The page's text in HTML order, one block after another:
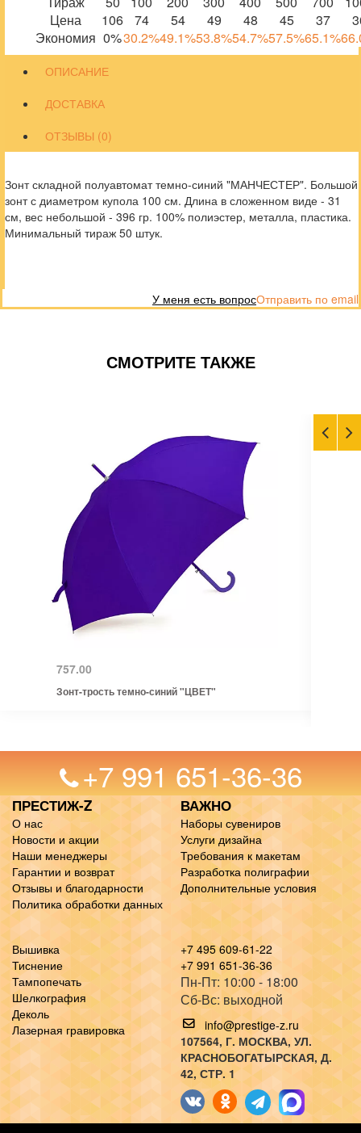
Цена
106 74 54 49 48 45 37
Экономия 0%30.2%49.1%53.8%54.7%57.5%65.1%
ОПИСАНИЕ
ДОСТАВКА
ОТЗЫВЫ (0)
Зонт складной полуавтомат темно-синий "МАНЧЕСТЕР". Большой
зонт с диаметром купола 100 см. Длина в сложенном виде - 31
см, вес небольшой - 396 гр. 100% полиэстер, металла, пластика.
Минимальный тираж 50 штук.
Отправить по email
У меня есть вопрос
СМОТРИТЕ ТАКЖЕ
757.00
Зонт-трость темно-синий "ЦВЕТ"
+7 991 651-36-36
ПРЕСТИЖ-Z
О нас
Новости и акции
Наши менеджеры
Гарантии и возврат
Отзывы и благодарности
Политика обработки данных
ВАЖНО
Наборы сувениров
Услуги дизайна
Требования к макетам
Разработка полиграфии
Дополнительные условия
Вышивка
Тиснение
Тампопечать
Шелкография
Деколь
Лазерная гравировка
+7 495 609-61-22
+7 991 651-36-36
Пн-Пт: 10:00 - 18:00
Сб-Вс: выходной
info@prestige-z.ru
107564, Г. МОСКВА, УЛ.
КРАСНОБОГАТЫРСКАЯ, Д.
42, СТР. 1